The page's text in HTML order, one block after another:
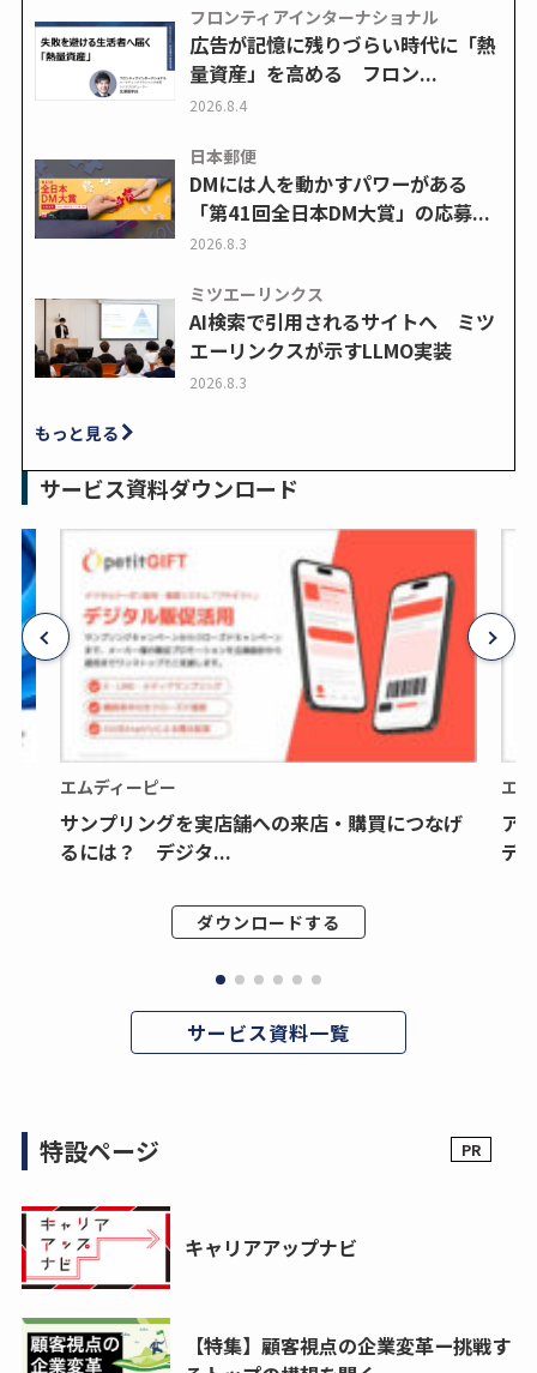
フロンティアインターナショナル
広告が記憶に残りづらい時代に「熱
量資産」を高める フロン...
2026.8.4
日本郵便
DMには人を動かすパワーがある
「第41回全日本DM大賞」の応募...
2026.8.3
ミツエーリンクス
AI検索で引用されるサイトへ ミツ
エーリンクスが示すLLMO実装
2026.8.3
もっと見る
サービス資料ダウンロード
エムディーピー
サンプリングを実店舗への来店・購買につなげ
るには？ デジタ...
ダウンロードする
エ
ア
デ
サービス資料一覧
特設ページ
キャリアアップナビ
【特集】顧客視点の企業変革ー挑戦す